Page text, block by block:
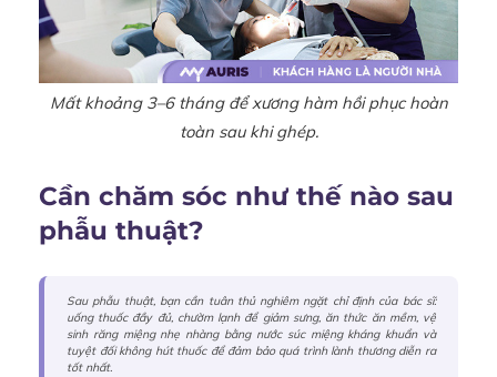
Mất khoảng 3–6 tháng để xương hàm hồi phục hoàn
toàn sau khi ghép.
Cần chăm sóc như thế nào sau
phẫu thuật?
Sau phẫu thuật, bạn cần tuân thủ nghiêm ngặt chỉ định của bác sĩ:
uống thuốc đầy đủ, chườm lạnh để giảm sưng, ăn thức ăn mềm, vệ
sinh răng miệng nhẹ nhàng bằng nước súc miệng kháng khuẩn và
tuyệt đối không hút thuốc để đảm bảo quá trình lành thương diễn ra
tốt nhất.